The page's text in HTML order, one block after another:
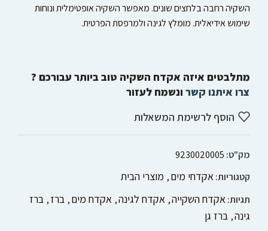
השקיה רחבה בלחצים שונים. מאפשר השקיה אופטימלית ונוחות
שימוש אידיאלית. מומלץ לגינה ולמרפסת הפרטית.
מתלבטים איזה אקדח השקיה טוב ביותר עבורכם ?
צרו איתנו קשר ונשמח לעזור
הוסף לרשימת המשאלות
מק"ט: 9230020005
קטגוריות:אקדחי מים, מוצרי הבית
תגיות:אקדח השקייה, אקדח לגינה, אקדח מים, ברז, ברז
גינה, ברז גן